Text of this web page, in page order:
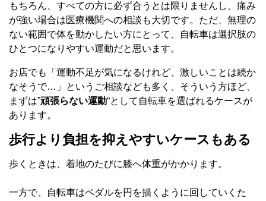
もちろん、すべての方に必ず合うとは限りませんし、痛み
が強い場合は医療機関への相談も大切です。ただ、無理の
ない範囲で体を動かしたい方にとって、自転車は選択肢の
ひとつになりやすい運動だと思います。
お店でも「運動不足が気になるけれど、激しいことは続か
なそうで…」というご相談なども多く、そういう方ほど、
まずは”頑張らない運動“として自転車を選ばれるケースが
あります。
歩行より負担を抑えやすいケースもある
歩くときは、着地のたびに膝へ体重がかかります。
一方で、自転車はペダルを円を描くように回していくた